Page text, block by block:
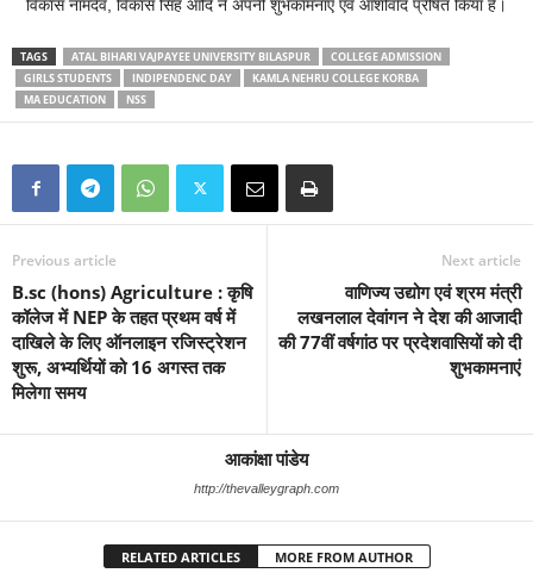
विकास नामदेव, विकास सिंह आदि ने अपनी शुभकामनाएं एवं आशीर्वाद प्रेषित किया है।
TAGS ATAL BIHARI VAJPAYEE UNIVERSITY BILASPUR
COLLEGE ADMISSION
GIRLS STUDENTS
INDIPENDENC DAY
KAMLA NEHRU COLLEGE KORBA
MA EDUCATION
NSS
Previous article
B.sc (hons) Agriculture : कृषि
कॉलेज में NEP के तहत प्रथम वर्ष में
दाखिले के लिए ऑनलाइन रजिस्ट्रेशन
शुरू, अभ्यर्थियों को 16 अगस्त तक
मिलेगा समय
Next article
वाणिज्य उद्योग एवं श्रम मंत्री
लखनलाल देवांगन ने देश की आजादी
की 77वीं वर्षगांठ पर प्रदेशवासियों को दी
शुभकामनाएं
आकांक्षा पांडेय
http://thevalleygraph.com
RELATED ARTICLES MORE FROM AUTHOR